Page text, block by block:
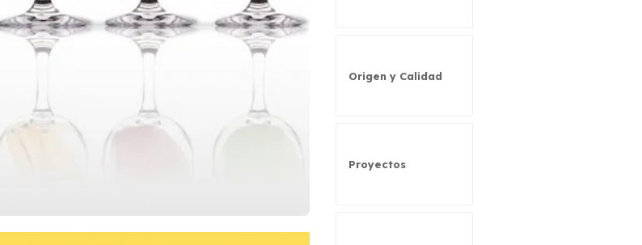
Origen y Calidad
Proyectos